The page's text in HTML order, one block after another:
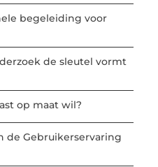
begeleiding voor
de sleutel vormt
op maat wil?
de Gebruikerservaring